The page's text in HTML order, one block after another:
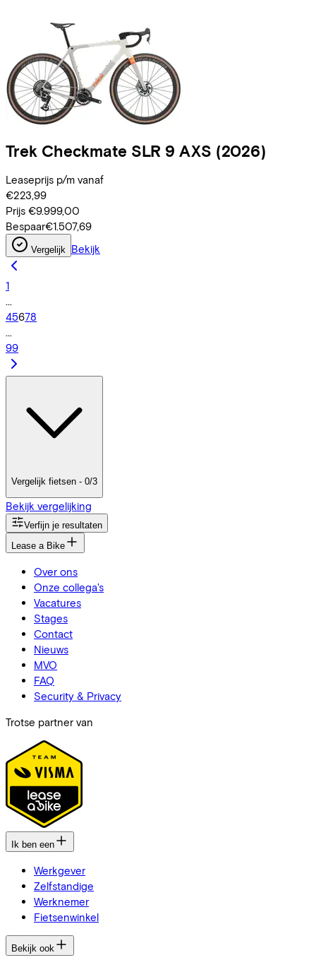
Trek Checkmate SLR 9 AXS (2026)
Leaseprijs p/m vanaf
€223,99
Prijs €9.999,00
Bespaar€1.507,69
Vergelijk Bekijk
1
...
45678
...
99
Vergelijk fietsen - 0/3
Bekijk vergelijking
Verfijn je resultaten
Lease a Bike
Over ons
Onze collega's
Vacatures
Stages
Contact
Nieuws
MVO
FAQ
Security & Privacy
Trotse partner van
Ik ben een
Werkgever
Zelfstandige
Werknemer
Fietsenwinkel
Bekijk ook